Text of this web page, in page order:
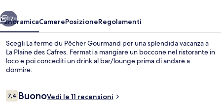
Avanti
17+
PanoramicaCamerePosizioneRegolamenti
Scegli La ferme du Pêcher Gourmand per una splendida vacanza a
La Plaine des Cafres. Fermati a mangiare un boccone nel ristorante in
loco e poi concediti un drink al bar/lounge prima di andare a
dormire.
Recensioni
7,47,4 su 10
BuonoVedi le 11 recensioni